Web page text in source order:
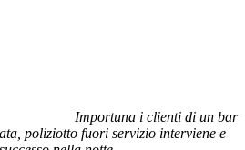
Importuna i clienti di un bar
poliziotto fuori servizio interviene e